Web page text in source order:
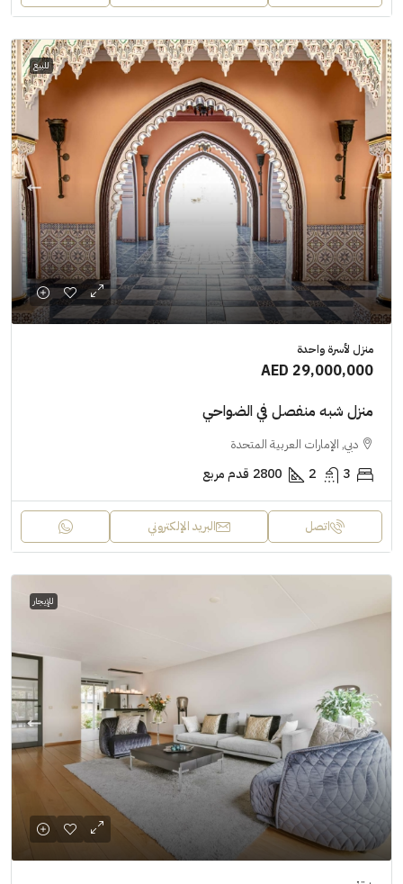
للبيع
منزل لأسرة واحدة
AED 29,000,000
منزل شبه منفصل في الضواحي
دبي, الإمارات العربية المتحدة
3
2
2800 قدم مربع
اتصل البريد الإلكتروني
للإيجار